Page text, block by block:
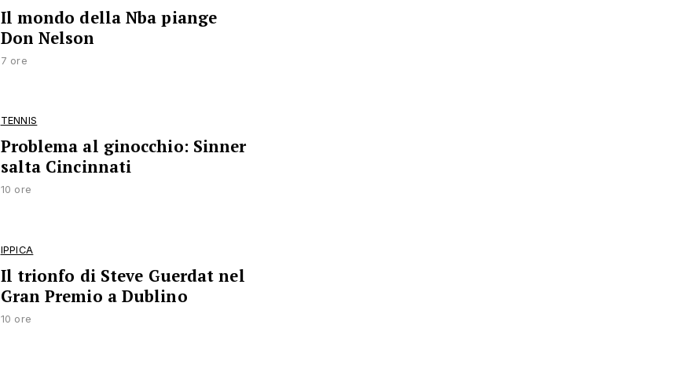
Il mondo della Nba piange
Don Nelson
7 ore
TENNIS
Problema al ginocchio: Sinner
salta Cincinnati
10 ore
IPPICA
Il trionfo di Steve Guerdat nel
Gran Premio a Dublino
10 ore